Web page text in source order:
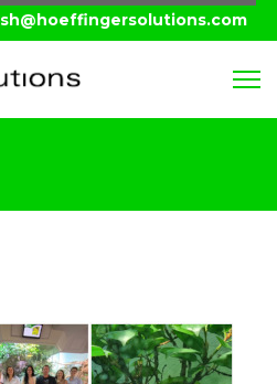
sh@hoeffingersolutions.com